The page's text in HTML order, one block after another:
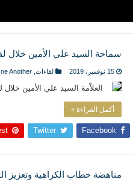
سماحة السيد علي الأمين خلال
15 نوفمبر، 2019 لقاءات ,
Another
العلاّمة السيد علي الأمين
أكمل القراءة »
Facebook
Twitter
مناهضة خطاب الكراهية وتعزيز